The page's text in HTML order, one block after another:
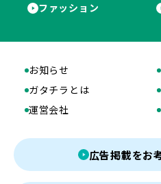
ファッション
お知らせ
ガタチラとは
運営会社
広告掲載をお